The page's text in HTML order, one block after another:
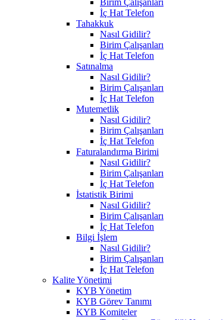
İç Hat Telefon
Tahakkuk
Nasıl Gidilir?
Birim Çalışanları
İç Hat Telefon
Satınalma
Nasıl Gidilir?
Birim Çalışanları
İç Hat Telefon
Mutemetlik
Nasıl Gidilir?
Birim Çalışanları
İç Hat Telefon
Faturalandırma Birimi
Nasıl Gidilir?
Birim Çalışanları
İç Hat Telefon
İstatistik Birimi
Nasıl Gidilir?
Birim Çalışanları
İç Hat Telefon
Bilgi İşlem
Nasıl Gidilir?
Birim Çalışanları
İç Hat Telefon
Kalite Yönetimi
KYB Yönetim
KYB Görev Tanımı
KYB Komiteler